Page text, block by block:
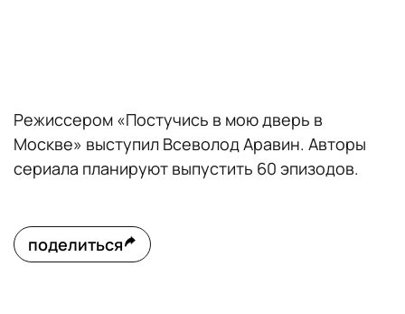
Режиссером «Постучись в мою дверь в
Москве» выступил Всеволод Аравин. Авторы
сериала планируют выпустить 60 эпизодов.
поделиться